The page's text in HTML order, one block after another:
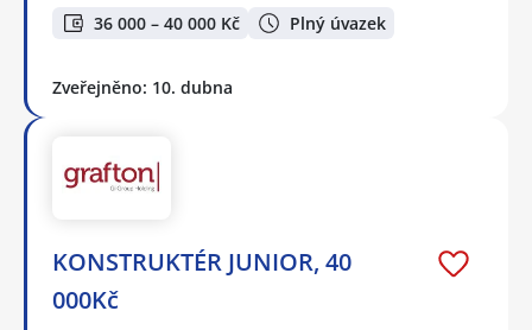
36 000 – 40 000 Kč Plný úvazek
Zveřejněno: 10. dubna
KONSTRUKTÉR JUNIOR, 40
000Kč